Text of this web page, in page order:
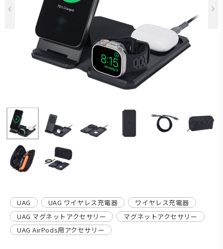
Previous
UAG UAG ワイヤレス充電器
ワイヤレス充電器
UAG マグネットアクセサリー
マグネットアクセサリー
UAG AirPods用アクセサリー